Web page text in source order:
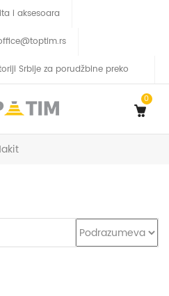
i aksesoara
Srbije za porudžbine preko
0